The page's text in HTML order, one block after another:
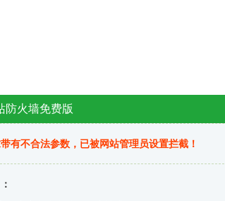
防火墙免费版
有不合法参数，已被网站管理员设置拦截！